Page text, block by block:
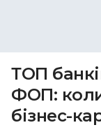
ТОП
ФОП:
бізнес-